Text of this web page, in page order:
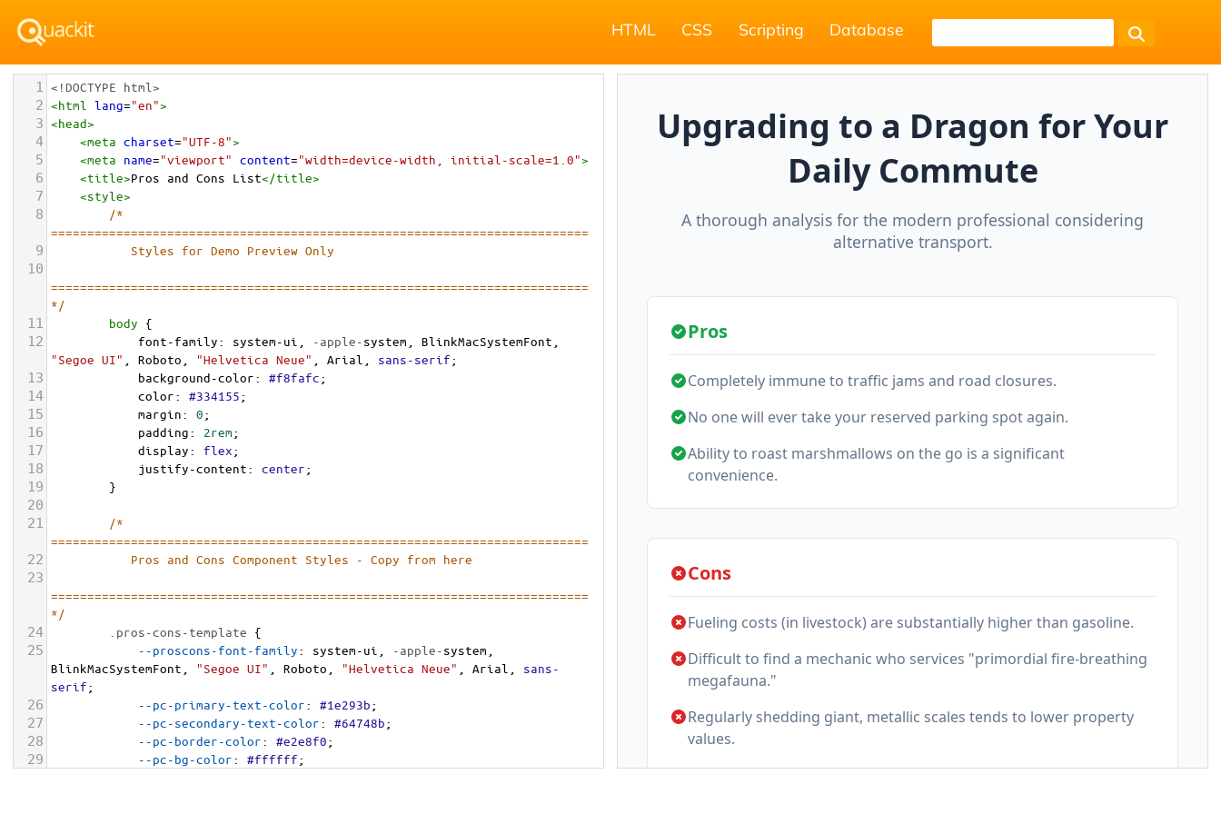
HTML CSS Scripting Database
1 <!DOCTYPE html>
2 <html lang="en">
3 <head>
4 <meta charset="UTF-8">
5 <meta name="viewport" content="width=device-width, initial-scale=1.0">
6 <title>Pros and Cons List</title>
7 <style>
8
/*
==========================================================================
9 Styles for Demo Preview Only
10
==========================================================================
*/
11 body {
12 font-family: system-ui -apple-system BlinkMacSystemFont
"Segoe UI"
Roboto "Helvetica Neue" Arial sans-serif;
13 background-color: #f8fafc;
14 color: #334155;
15 margin: 0;
16 padding: 2rem;
17 display: flex;
18 justify-content: center;
19 }
20
21
/*
==========================================================================
22 Pros and Cons Component Styles - Copy from here
23
==========================================================================
*/
24 .pros-cons-template {
25 --proscons-font-family: system-ui -apple-system
BlinkMacSystemFont
"Segoe UI" Roboto "Helvetica Neue" Arial
sans-
serif;
26 --pc-primary-text-color: #1e293b;
27 --pc-secondary-text-color: #64748b;
28 --pc-border-color: #e2e8f0;
29 --pc-bg-color: #ffffff;